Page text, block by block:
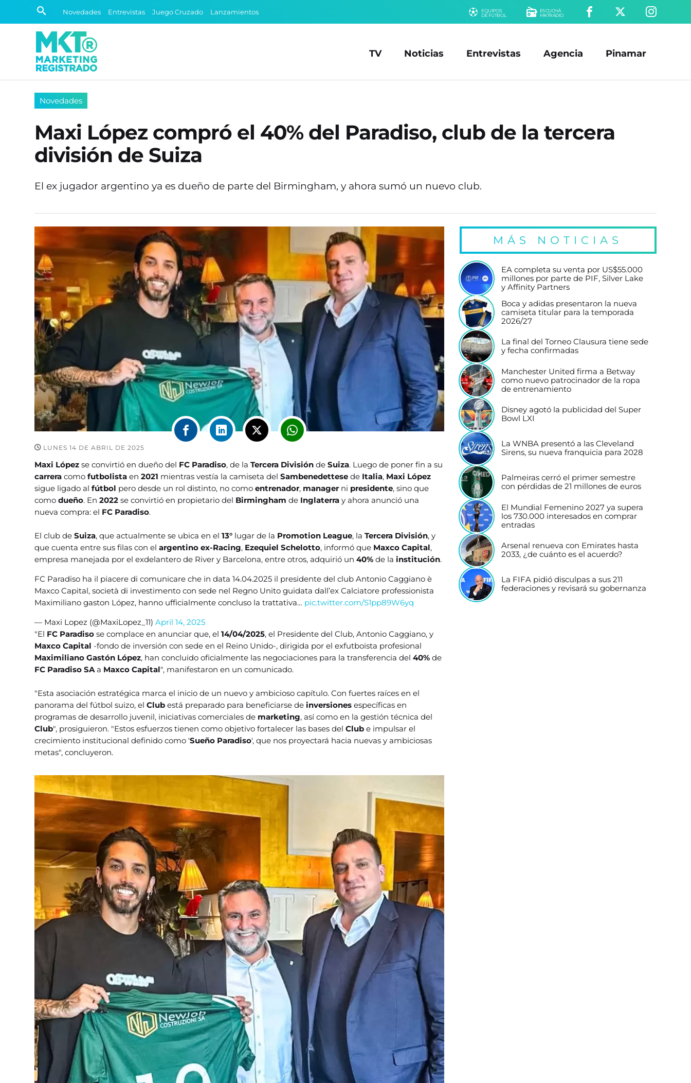
Novedades Entrevistas Juego Cruzado Lanzamientos
EQUIPOS
DE FÚTBOL
ESCUCHÁ
MKTRADIO
TV Noticias Entrevistas Agencia Pinamar
Novedades
Maxi López compró el 40% del Paradiso, club de la tercera
división de Suiza
El ex jugador argentino ya es dueño de parte del Birmingham, y ahora sumó un nuevo club.
LUNES 14 DE ABRIL DE 2025
Maxi López se convirtió en dueño del FC Paradiso, de laTercera DivisióndeSuiza. Luego de poner fin a su
carreracomofutbolistaen2021 mientras vestía la camiseta delSambenedettesede Italia, Maxi López
sigue ligado alfútbol pero desde un rol distinto, no comoentrenador, manager ni presidente, sino que
comodueño. En2022se convirtió en propietario del Birminghamde Inglaterray ahora anunció una
nueva compra: el FC Paradiso.
El club deSuiza, que actualmente se ubica en el13° lugar de la Promotion League, laTercera División, y
que cuenta entre sus filas con elargentino ex-Racing, Ezequiel Schelotto, informó que Maxco Capital,
empresa manejada por el exdelantero de River y Barcelona, entre otros, adquirió un40%de lainstitución.
FC Paradiso ha il piacere di comunicare che in data 14.04.2025 il presidente del club Antonio Caggiano è
Maxco Capital, società di investimento con sede nel Regno Unito guidata dall’ex Calciatore professionista
Maximiliano gaston López, hanno ufficialmente concluso la trattativa… pic.twitter.com/S1pp89W6yq
— Maxi Lopez (@MaxiLopez_11)April 14, 2025
"El FC Paradisose complace en anunciar que, el14/04/2025, el Presidente del Club, Antonio Caggiano, y
Maxco Capital -fondo de inversión con sede en el Reino Unido-, dirigida por el exfutboista profesional
Maximiliano Gastón López, han concluido oficialmente las negociaciones para la transferencia del40%de
FC Paradiso SAa Maxco Capital", manifestaron en un comunicado.
"Esta asociación estratégica marca el inicio de un nuevo y ambicioso capítulo. Con fuertes raíces en el
panorama del fútbol suizo, elClubestá preparado para beneficiarse deinversionesespecíficas en
programas de desarrollo juvenil, iniciativas comerciales de marketing, así como en la gestión técnica del
Club", prosiguieron. "Estos esfuerzos tienen como objetivo fortalecer las bases delClube impulsar el
crecimiento institucional definido como 'Sueño Paradiso', que nos proyectará hacia nuevas y ambiciosas
metas", concluyeron.
MÁS NOTICIAS
EA completa su venta por US$55.000
millones por parte de PIF, Silver Lake
y Affinity Partners
Boca y adidas presentaron la nueva
camiseta titular para la temporada
2026/27
La final del Torneo Clausura tiene sede
y fecha confirmadas
Manchester United firma a Betway
como nuevo patrocinador de la ropa
de entrenamiento
Disney agotó la publicidad del Super
Bowl LXI
La WNBA presentó a las Cleveland
Sirens, su nueva franquicia para 2028
Palmeiras cerró el primer semestre
con pérdidas de 21 millones de euros
El Mundial Femenino 2027 ya supera
los 730.000 interesados en comprar
entradas
Arsenal renueva con Emirates hasta
2033, ¿de cuánto es el acuerdo?
La FIFA pidió disculpas a sus 211
federaciones y revisará su gobernanza